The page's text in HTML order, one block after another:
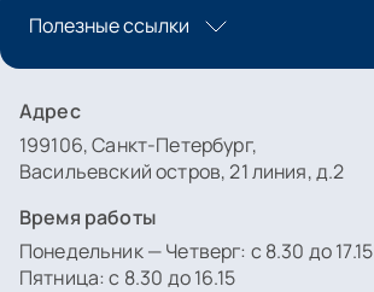
Полезные ссылки
Адрес
199106, Санкт-Петербург,
Васильевский остров, 21 линия, д.2
Время работы
Понедельник — Четверг: с 8.30 до 17.15
Пятница: с 8.30 до 16.15